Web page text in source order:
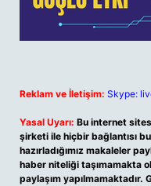
Reklam ve İletişim: Skype:
Yasal Uyarı: Bu internet
şirketi ile hiçbir bağlantısı
hazırladığımız makaleler
haber niteliği taşımamakta
paylaşım